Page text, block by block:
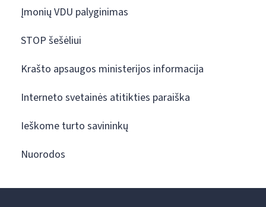
Įmonių VDU palyginimas
STOP šešėliui
Krašto apsaugos ministerijos informacija
Interneto svetainės atitikties paraiška
Ieškome turto savininkų
Nuorodos